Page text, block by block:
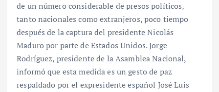
de un número considerable de presos políticos,
tanto nacionales como extranjeros, poco tiempo
después de la captura del presidente Nicolás
Maduro por parte de Estados Unidos. Jorge
Rodríguez, presidente de la Asamblea Nacional,
informó que esta medida es un gesto de paz
respaldado por el expresidente español José Luis